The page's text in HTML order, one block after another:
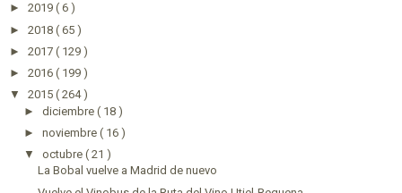
► 2019 ( 6 )
► 2018 ( 65 )
► 2017 ( 129 )
► 2016 ( 199 )
▼ 2015 ( 264 )
► diciembre ( 18 )
► noviembre ( 16 )
▼ octubre ( 21 )
La Bobal vuelve a Madrid de nuevo